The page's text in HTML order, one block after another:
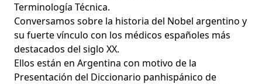
Terminología Técnica.
Conversamos sobre la historia del Nobel argentino y
su fuerte vínculo con los médicos españoles más
destacados del siglo XX.
Ellos están en Argentina con motivo de la
Presentación del Diccionario panhispánico de